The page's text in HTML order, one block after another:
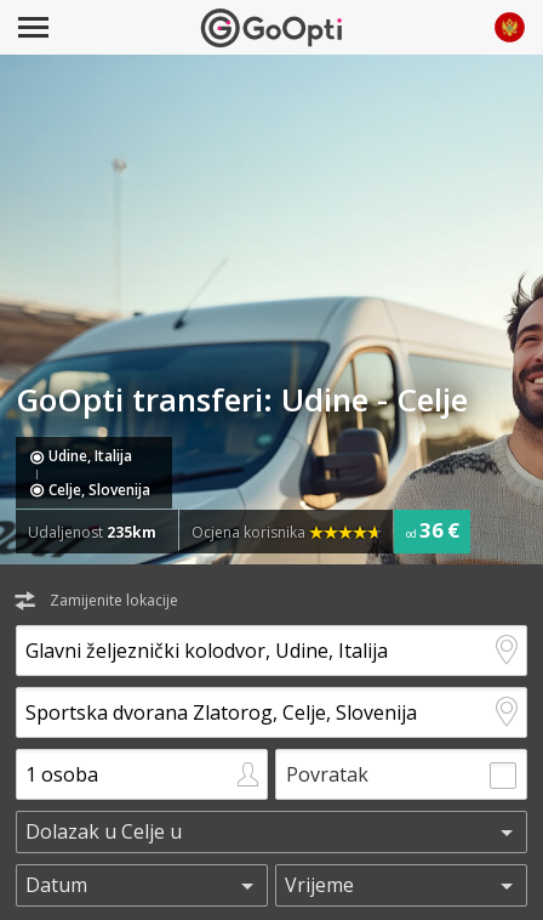
GoOpti transferi: Udine - Celje
Udine, Italija
Celje, Slovenija
Udaljenost 235km Ocjena korisnika od 36 €
Zamijenite lokacije
Povratak